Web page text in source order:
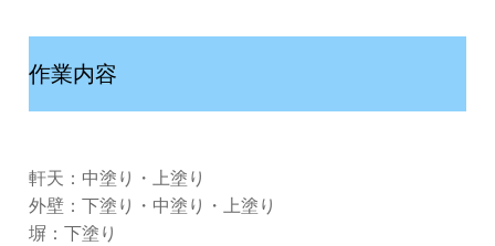
作業内容
軒天：中塗り・上塗り
外壁：下塗り・中塗り・上塗り
塀：下塗り